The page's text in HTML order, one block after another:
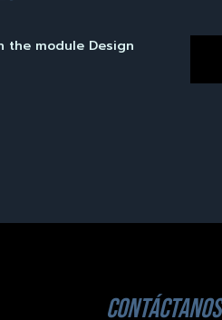
the module Design
contáctanos